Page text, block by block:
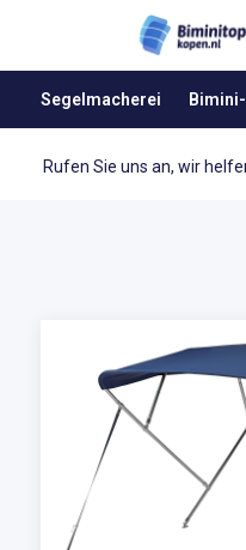
Segelmacherei
Rufen Sie uns an, wir